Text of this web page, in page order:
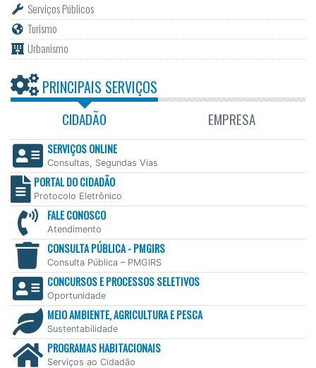
Serviços Públicos
Turismo
Urbanismo
PRINCIPAIS SERVIÇOS
CIDADÃO EMPRESA
SERVIÇOS ONLINE
Consultas, Segundas Vias
PORTAL DO CIDADÃO
Protocolo Eletrônico
FALE CONOSCO
Atendimento
CONSULTA PÚBLICA - PMGIRS
Consulta Pública – PMGIRS
CONCURSOS E PROCESSOS SELETIVOS
Oportunidade
MEIO AMBIENTE, AGRICULTURA E PESCA
Sustentabilidade
PROGRAMAS HABITACIONAIS
Serviços ao Cidadão